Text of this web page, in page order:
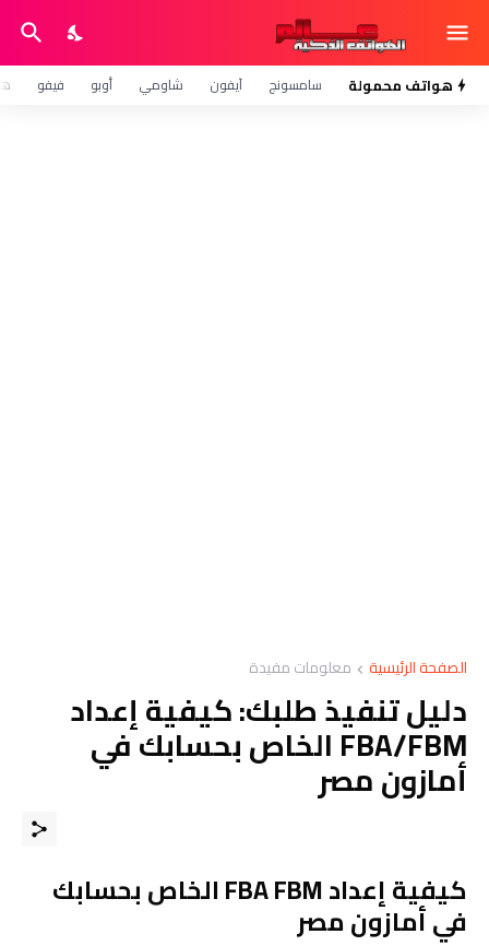
هواتف محمولة سامسونج آيفون شاومي أوبو فيفو
الصفحة الرئيسية معلومات مفيدة
دليل تنفيذ طلبك: كيفية إعداد
FBA/FBM الخاص بحسابك في
أمازون مصر
كيفية إعداد FBA FBM الخاص بحسابك
في أمازون مصر